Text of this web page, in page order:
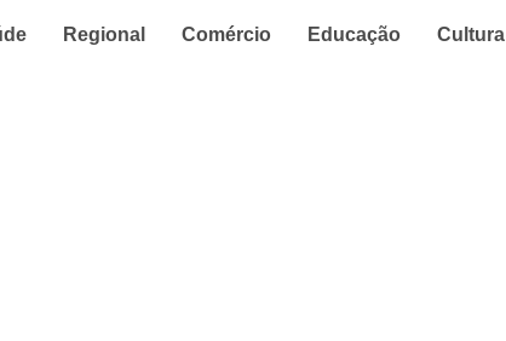
Regional Comércio Educação Cultura